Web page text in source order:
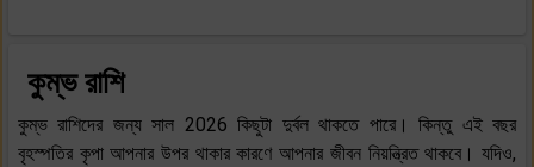
কুম্ভ রাশি
কুম্ভ রাশিদের জন্য সাল 2026 কিছুটা দুর্বল থাকতে পারে। কিন্তু এই বছর
বৃহস্পতির কৃপা আপনার উপর থাকার কারণে আপনার জীবন নিয়ন্ত্রিত থাকবে। যদিও,